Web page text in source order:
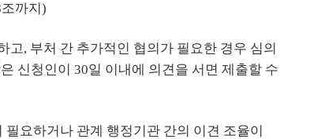
까지)
, 부처 간 추가적인 협의가 필요한 경우 심의
신청인이 30일 이내에 의견을 서면 제출할 수
요하거나 관계 행정기관 간의 이견 조율이